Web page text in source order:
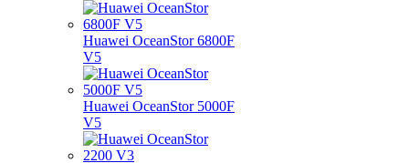
Huawei OceanStor 6800F
V5
Huawei OceanStor 5000F
V5